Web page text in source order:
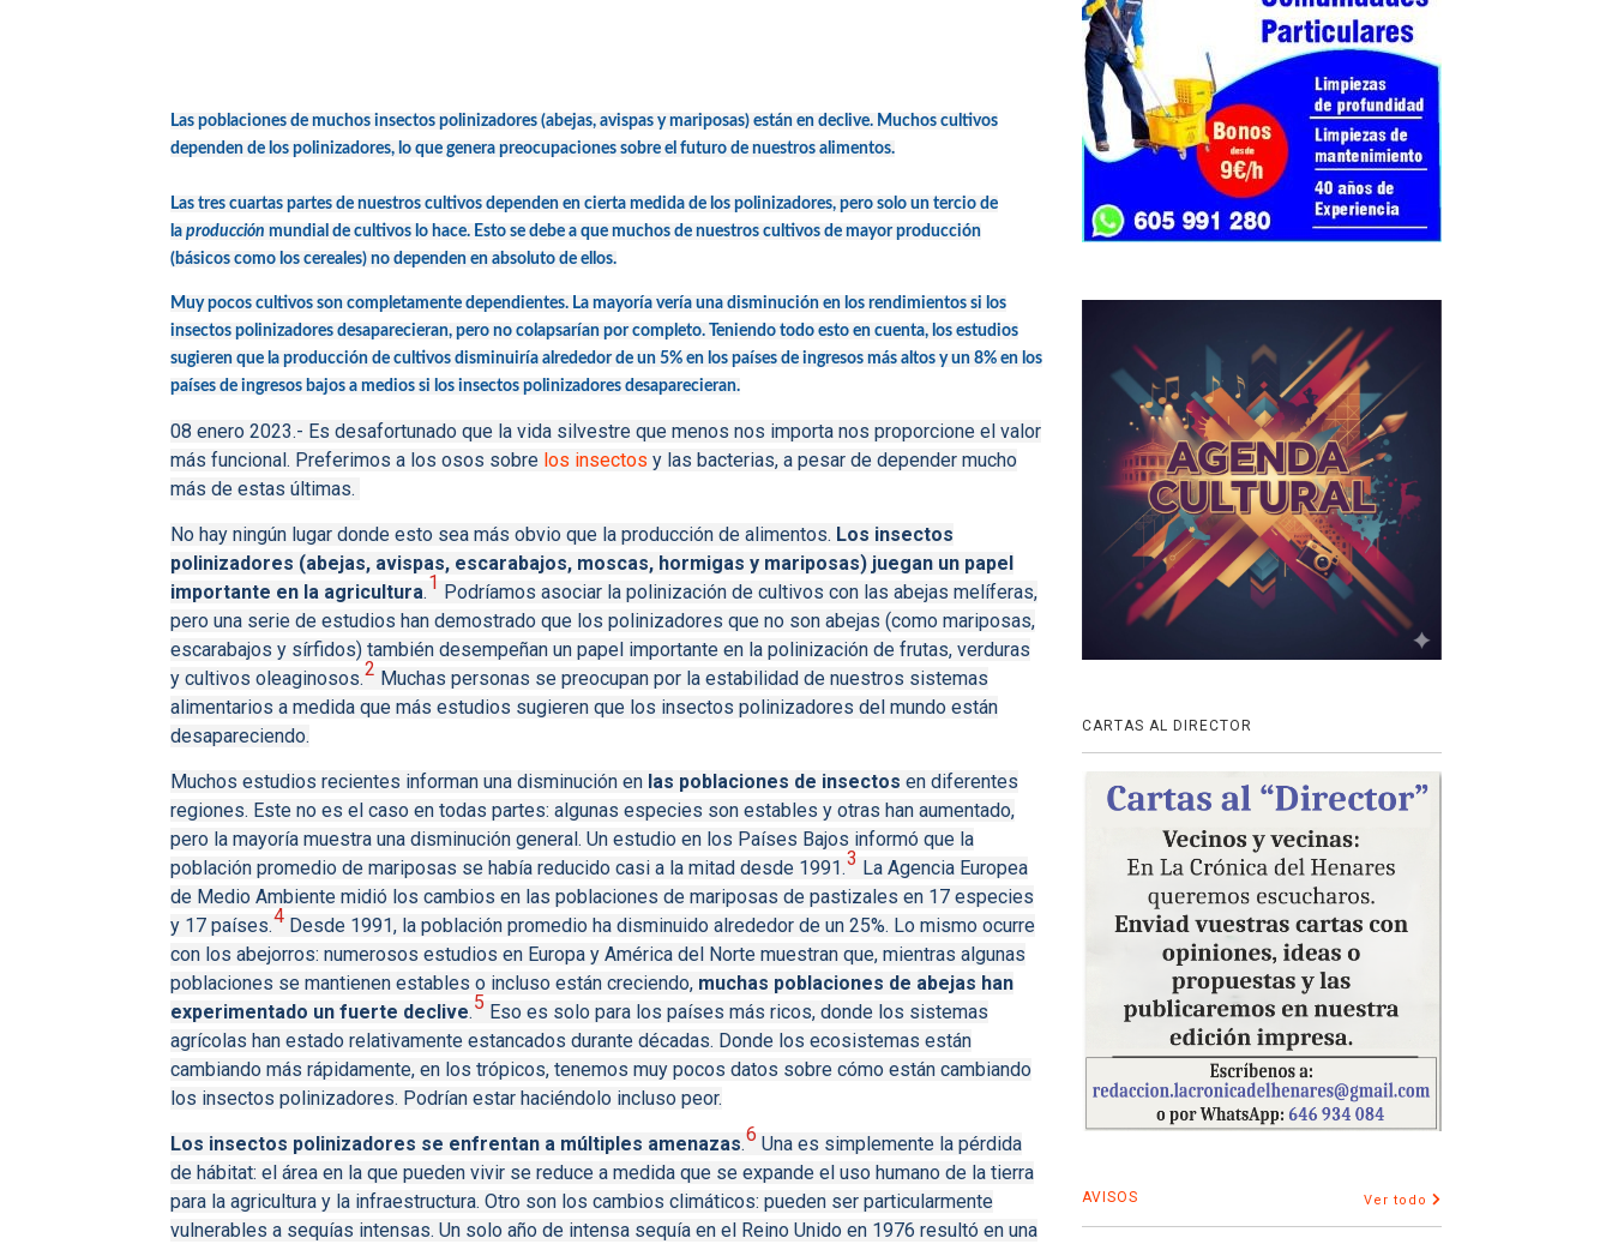
Las poblaciones de muchos insectos polinizadores (abejas, avispas y mariposas) están en declive. Muchos cultivos
dependen de los polinizadores, lo que genera preocupaciones sobre el futuro de nuestros alimentos.
Las tres cuartas partes de nuestros cultivos dependen en cierta medida de los polinizadores, pero solo un tercio de
la producción mundial de cultivos lo hace. Esto se debe a que muchos de nuestros cultivos de mayor producción
(básicos como los cereales) no dependen en absoluto de ellos.
Muy pocos cultivos son completamente dependientes. La mayoría vería una disminución en los rendimientos si los
insectos polinizadores desaparecieran, pero no colapsarían por completo.
Teniendo todo esto en cuenta, los estudios
sugieren que la producción de cultivos disminuiría alrededor de un 5% en los países de ingresos más altos y un 8% en los
países de ingresos bajos a medios si los insectos polinizadores desaparecieran.
08 enero 2023.- Es desafortunado que la vida silvestre que menos nos importa nos proporcione el valor
más funcional. Preferimos a los osos sobre los insectos y las bacterias, a pesar de depender mucho
más de estas últimas.
No hay ningún lugar donde esto sea más obvio que la producción de alimentos. Los insectos
polinizadores (abejas, avispas, escarabajos, moscas, hormigas y mariposas) juegan un papel
importante en la agricultura.1 Podríamos asociar la polinización de cultivos con las abejas melíferas,
pero una serie de estudios han demostrado que los polinizadores que no son abejas (como mariposas,
escarabajos y sírfidos) también desempeñan un papel importante en la polinización de frutas, verduras
y cultivos oleaginosos.2 Muchas personas se preocupan por la estabilidad de nuestros sistemas
alimentarios a medida que más estudios sugieren que los insectos polinizadores del mundo están
desapareciendo.
Muchos estudios recientes informan una disminución en las poblaciones de insectos en diferentes
regiones. Este no es el caso en todas partes: algunas especies son estables y otras han aumentado,
pero la mayoría muestra una disminución general. Un estudio en los Países Bajos informó que la
población promedio de mariposas se había reducido casi a la mitad desde 1991.3 La Agencia Europea
de Medio Ambiente midió los cambios en las poblaciones de mariposas de pastizales en 17 especies
y 17 países.4Desde 1991, la población promedio ha disminuido alrededor de un 25%. Lo mismo ocurre
con los abejorros: numerosos estudios en Europa y América del Norte muestran que, mientras algunas
poblaciones se mantienen estables o incluso están creciendo, muchas poblaciones de abejas han
experimentado un fuerte declive.5 Eso es solo para los países más ricos, donde los sistemas
agrícolas han estado relativamente estancados durante décadas. Donde los ecosistemas están
cambiando más rápidamente, en los trópicos, tenemos muy pocos datos sobre cómo están cambiando
los insectos polinizadores. Podrían estar haciéndolo incluso peor.
Los insectos polinizadores se enfrentan a múltiples amenazas.6 Una es simplemente la pérdida
de hábitat: el área en la que pueden vivir se reduce a medida que se expande el uso humano de la tierra
para la agricultura y la infraestructura. Otro son los cambios climáticos: pueden ser particularmente
vulnerables a sequías intensas. Un solo año de intensa sequía en el Reino Unido en 1976 resultó en una
CARTAS AL DIRECTOR
AVISOS Ver todo